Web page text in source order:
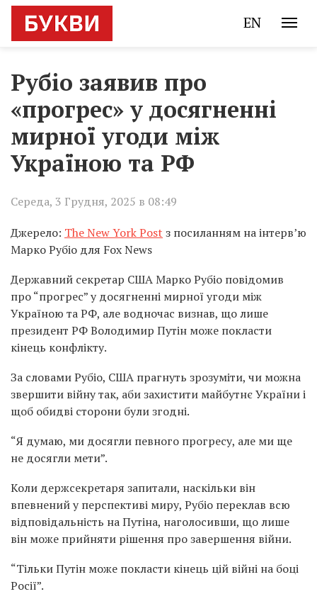
EN
Рубіо заявив про
«прогрес» у досягненні
мирної угоди між
Україною та РФ
Середа, 3 Грудня, 2025 в 08:49
Джерело: The New York Post з посиланням на інтерв’ю
Марко Рубіо для Fox News
Державний секретар США Марко Рубіо повідомив
про “прогрес” у досягненні мирної угоди між
Україною та РФ, але водночас визнав, що лише
президент РФ Володимир Путін може покласти
кінець конфлікту.
За словами Рубіо, США прагнуть зрозуміти, чи можна
звершити війну так, аби захистити майбутнє України і
щоб обидві сторони були згодні.
“Я думаю, ми досягли певного прогресу, але ми ще
не досягли мети”.
Коли держсекретаря запитали, наскільки він
впевнений у перспективі миру, Рубіо переклав всю
відповідальність на Путіна, наголосивши, що лише
він може прийняти рішення про завершення війни.
“Тільки Путін може покласти кінець цій війні на боці
Росії”.